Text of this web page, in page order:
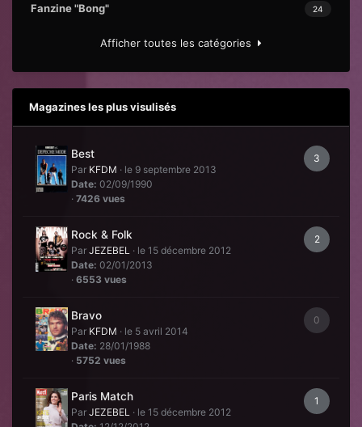
24
Fanzine "Bong"
Afficher toutes les catégories
Magazines les plus visulisés
3
Best
Par KFDM · le 9 septembre 2013
Date: 02/09/1990
· 7426 vues
2
Rock & Folk
Par JEZEBEL · le 15 décembre 2012
Date: 02/01/2013
· 6553 vues
0
Bravo
Par KFDM · le 5 avril 2014
Date: 28/01/1988
· 5752 vues
1
Paris Match
Par JEZEBEL · le 15 décembre 2012